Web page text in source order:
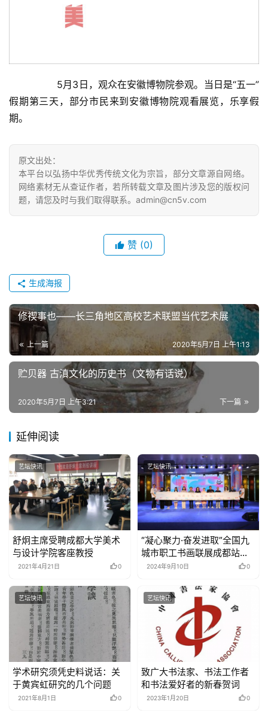
究
法
书
欣
砚
边
夜
话
图
库
容
易
寫
錯
用
體
字
一
百
例
假期第三天，部分市民来到安徽博物院观看展览，乐享假
期。
原文出处：
本平台以弘扬中华优秀传统文化为宗旨，部分文章源自网络。
网络素材无从查证作者，若所转载文章及图片涉及您的版权问
题，请您及时与我们取得联系。admin@cn5v.com
赞 (0)
生成海报
修禊事也——长三角地区高校艺术联盟当代艺术展
上一篇 2020年5月7日 上午1:13
贮贝器 古滇文化的历史书（文物有话说）
下一篇
2020年5月7日 上午3:21
延伸阅读
艺坛快讯
舒炯主席受聘成都大学美术
与设计学院客座教授
2021年4月21日 0
艺坛快讯
“凝心聚力·奋发进取”全国九
城市职工书画联展成都站启
幕2024年9月10日 0
艺坛快讯
学术研究须凭史料说话：关
于黄宾虹研究的几个问题
2021年8月1日 0
艺坛快讯
致广大书法家、书法工作者
和书法爱好者的新春贺词
2023年1月20日 0